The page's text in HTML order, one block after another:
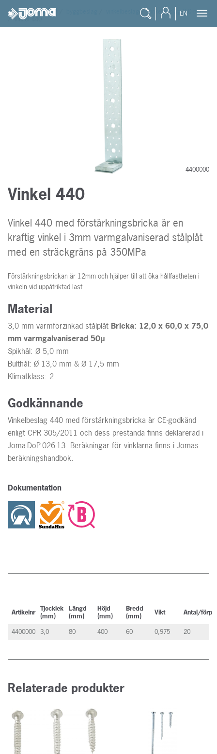
EN
joma / produkter / vinkelbeslag 3,0 mm
/ vinkel 440
4400000
Vinkel 440
Vinkel 440 med förstärkningsbricka är en
kraftig vinkel i 3mm varmgalvaniserad stålplåt
med en sträckgräns på 350MPa
Förstärkningsbrickan är 12mm och hjälper till att öka hållfastheten i
vinkeln vid uppåtriktad last.
Material
3,0 mm varmförzinkad stålplåt Bricka: 12,0 x 60,0 x 75,0
mm varmgalvaniserad 50μ
Spikhål: Ø 5,0 mm
Bulthål: Ø 13,0 mm & Ø 17,5 mm
Klimatklass: 2
Godkännande
Vinkelbeslag 440 med förstärkningsbricka är CE-godkänd
enligt CPR 305/2011 och dess prestanda finns deklarerad i
Joma-DoP-026-13. Beräkningar för vinklarna finns i Jomas
beräkningshandbok.
Dokumentation
Artikelnr Tjocklek
(mm)
Längd
(mm)
Höjd
(mm)
Bredd
(mm)
Vikt Antal/förp
4400000 3,0 80 400 60 0,975 20
Relaterade produkter